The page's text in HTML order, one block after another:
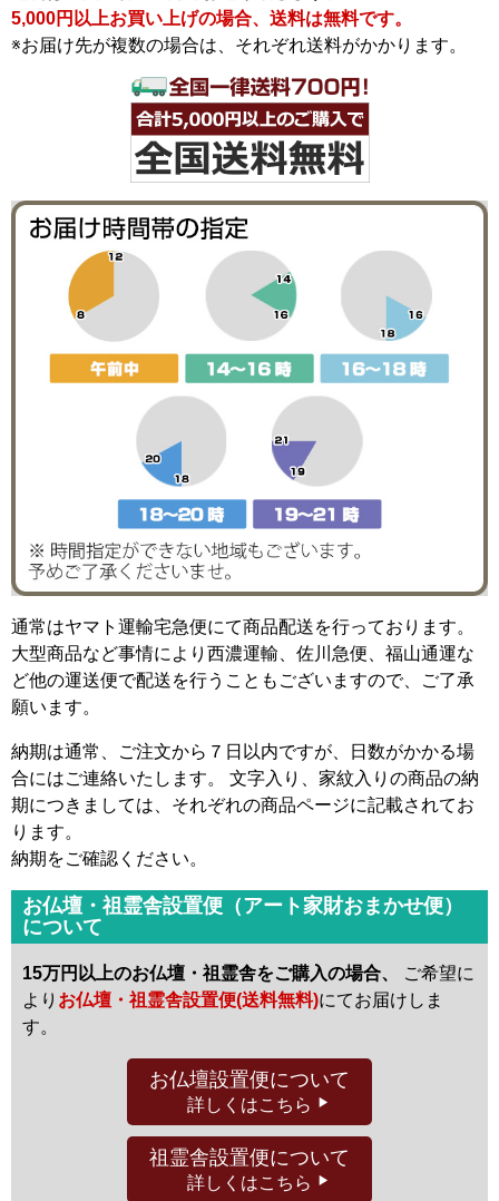
5,000円以上お買い上げの場合、送料は無料です。
※お届け先が複数の場合は、それぞれ送料がかかります。
通常はヤマト運輸宅急便にて商品配送を行っております。
大型商品など事情により西濃運輸、佐川急便、福山通運な
ど他の運送便で配送を行うこともございますので、ご了承
願います。
納期は通常、ご注文から７日以内ですが、日数がかかる場
合にはご連絡いたします。 文字入り、家紋入りの商品の納
期につきましては、それぞれの商品ページに記載されてお
ります。
納期をご確認ください。
お仏壇・祖霊舎設置便（アート家財おまかせ便）
について
15万円以上のお仏壇・祖霊舎をご購入の場合、
ご希望に
より お仏壇・祖霊舎設置便(送料無料)にてお届けしま
す。
お仏壇設置便について
詳しくはこちら
祖霊舎設置便について
詳しくはこちら